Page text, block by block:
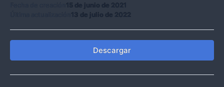
15 de junio de 2021
13 de julio de 2022
Descargar